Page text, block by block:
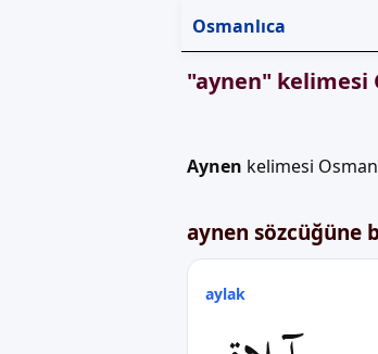
Osmanlıca
"aynen" kelimesi
Aynen kelimesi
aynen sözcüğüne
aylak